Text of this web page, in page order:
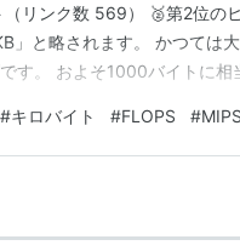
リンク数 569） 🥈第2位の
」と略されます。 かつては
す。 およそ1000バイトに相
でおなじみです。 1秒間に何
#キロバイト #FLOPS #MIPS